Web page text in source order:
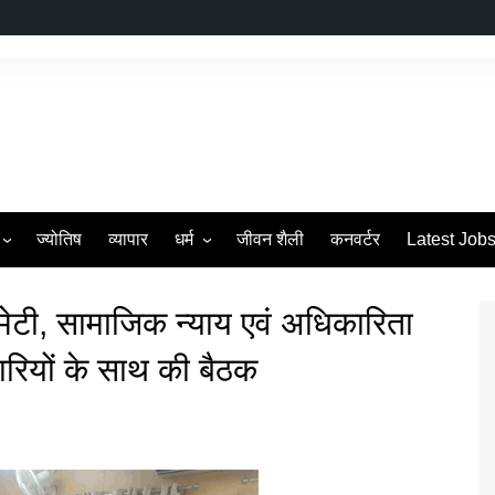
ज्योतिष व्यापार धर्म जीवन शैली कनवर्टर Latest Jobs
सामाजिक न्याय एवं अधिकारिता
के साथ की बैठक